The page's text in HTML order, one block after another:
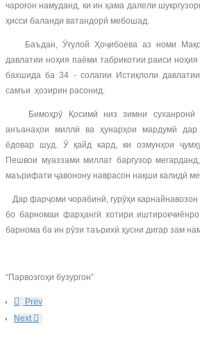
чароғон намуданд, ки ин ҳама далели
ҳисси баланди ватандорӣ мебошад.
Баъдан, Ӯғулой Ҳоҷибоева аз номи
давлатии ноҳия паёми табрикотии раиси
бахшида ба 34 - солагии Истиқлоли
самъи ҳозирин расонид.
Бимоҳрӯ Қосимӣ низ зимни суханронӣ
анъанаҳои миллӣ ва ҳунарҳои мардумӣ дар
ёдовар шуд. Ӯ қайд кард, ки озмунҳои
Пешвои муаззами миллат баргузор
маърифати ҷавонону наврасон нақши калидӣ
Дар фарҷоми чорабинӣ, гурӯҳи
бо барномаи фарҳангӣ хотири
барнома ба ин рӯзи таърихӣ ҳусни дигар зам
“Парвозгоҳи бузургон”
Prev
Next